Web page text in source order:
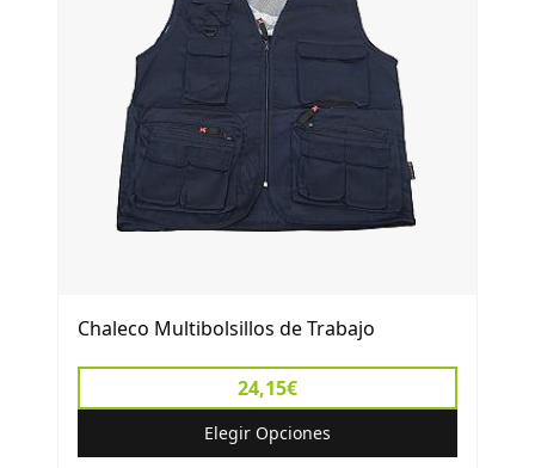
Chaleco Multibolsillos de Trabajo
24,15€
Elegir Opciones